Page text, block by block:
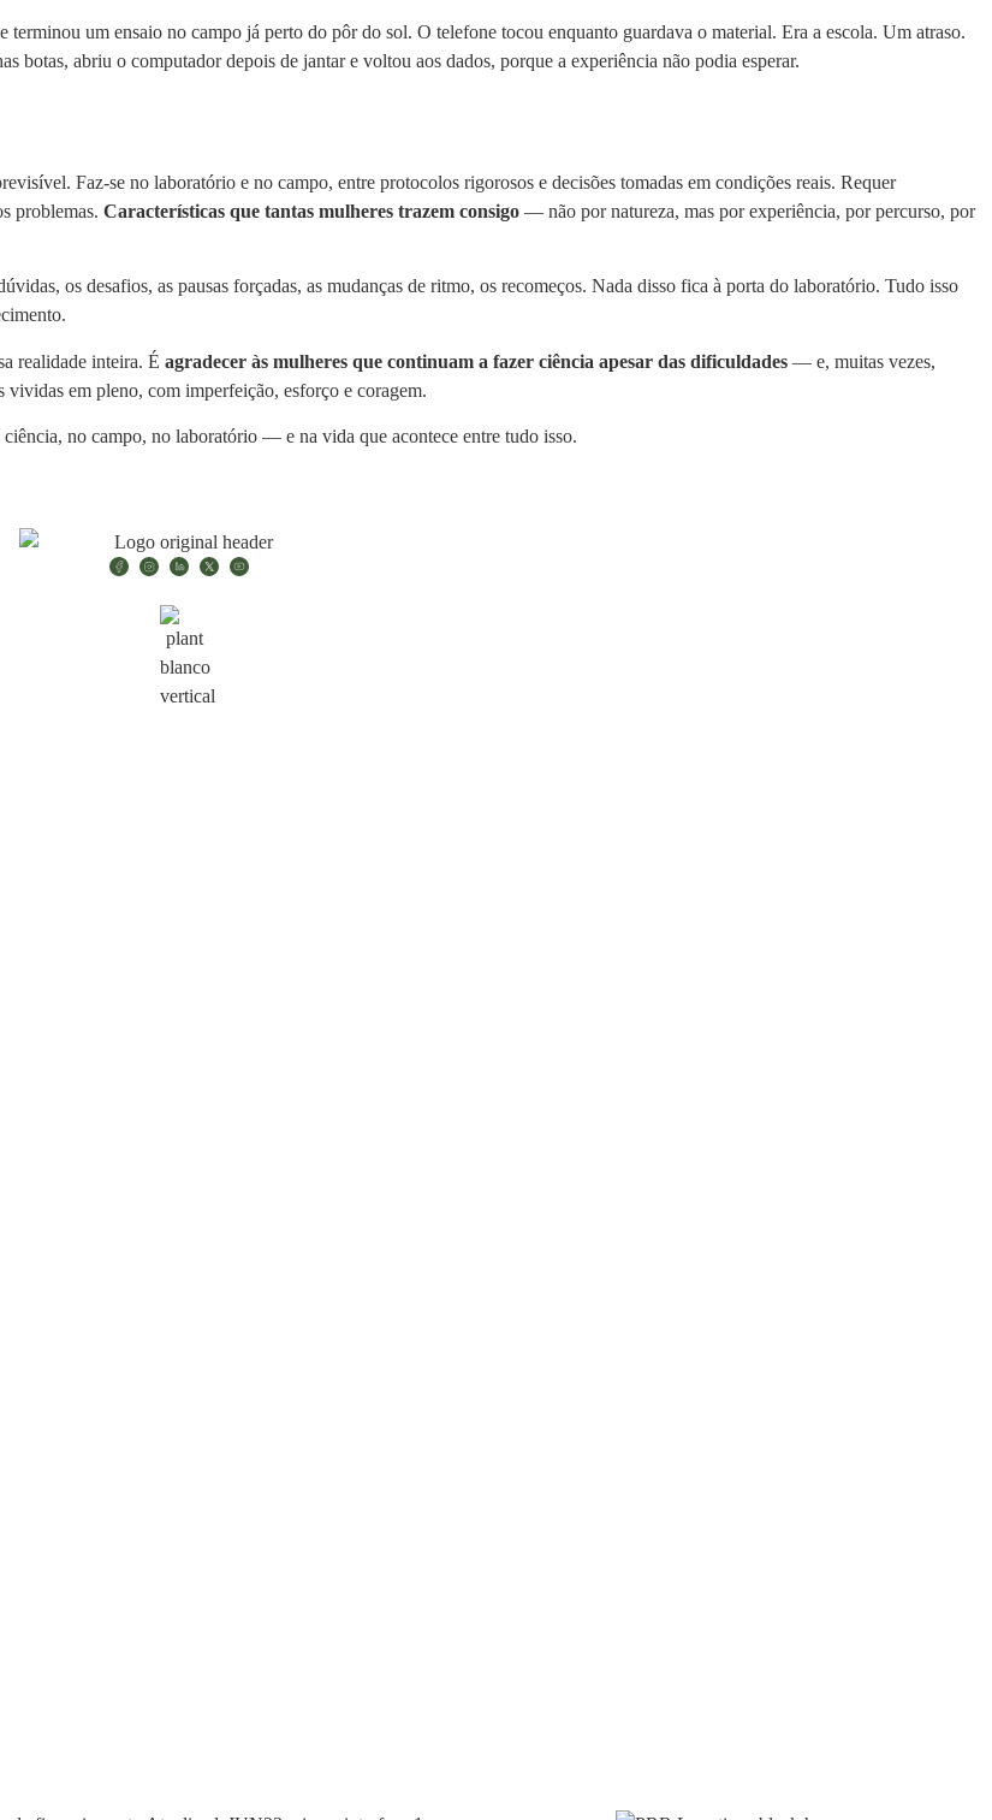
um ensaio no campo já perto do pôr do sol. O telefone tocou enquanto guardava o material. Era a escola. Um atraso.
botas, abriu o computador depois de jantar e voltou aos dados, porque a experiência não podia esperar.
Faz-se no laboratório e no campo, entre protocolos rigorosos e decisões tomadas em condições reais. Requer
problemas. Características que tantas mulheres trazem consigo — não por natureza, mas por experiência, por percurso, por
os desafios, as pausas forçadas, as mudanças de ritmo, os recomeços. Nada disso fica à porta do laboratório. Tudo isso
realidade inteira. É agradecer às mulheres que continuam a fazer ciência apesar das dificuldades — e, muitas vezes,
vividas em pleno, com imperfeição, esforço e coragem.
ciência, no campo, no laboratório — e na vida que acontece entre tudo isso.